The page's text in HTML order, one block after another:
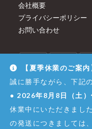
会社概要
プライバシーポリシー
お問い合わせ
【夏季休業のご案内
誠に勝手ながら、下記
● 2026年8月8日（土）
休業中にいただきまし
の発送につきましては